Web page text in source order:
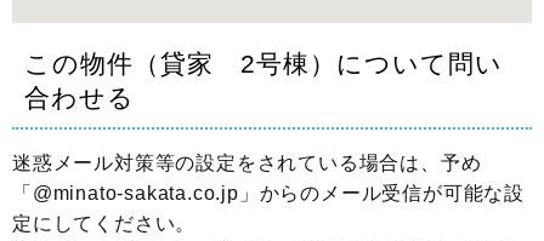
この物件（貸家 2号棟）について問い
合わせる
迷惑メール対策等の設定をされている場合は、予め
「@minato-sakata.co.jp」からのメール受信が可能な設
定にしてください。